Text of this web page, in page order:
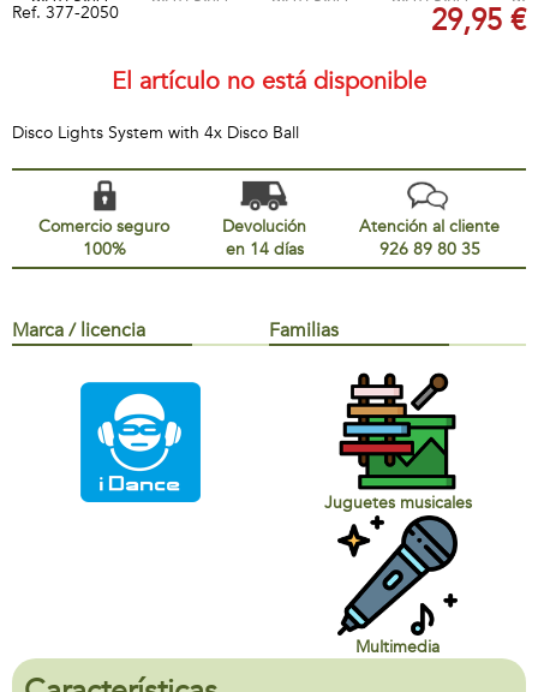
Ref. 377-2050 29,95 €
El artículo no está disponible
Disco Lights System with 4x Disco Ball
Comercio seguro
100%
Devolución
en 14 días
Atención al cliente
926 89 80 35
Marca / licencia Familias
Juguetes musicales
Multimedia